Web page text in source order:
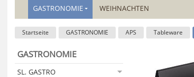
GASTRONOMIE WEIHNACHTEN
Startseite GASTRONOMIE APS Tableware
GASTRONOMIE
SL. GASTRO